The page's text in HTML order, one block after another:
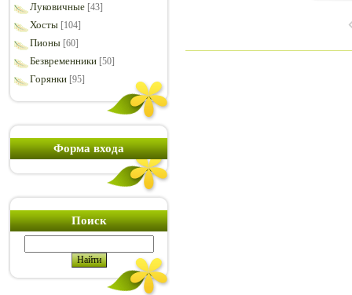
Луковичные [43]
Хосты [104]
Пионы [60]
Безвременники [50]
Горянки [95]
Форма входа
Поиск